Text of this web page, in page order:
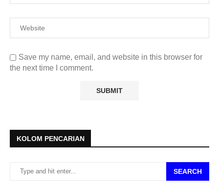
Save my name, email, and website in this browser for
the next time I comment.
KOLOM PENCARIAN
SEARCH